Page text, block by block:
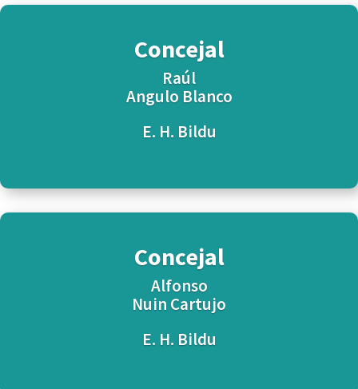
Concejal
Raúl
Angulo Blanco
E. H. Bildu
Concejal
Alfonso
Nuin Cartujo
E. H. Bildu